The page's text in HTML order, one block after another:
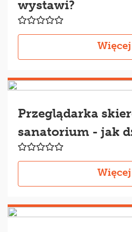
wystawi?
Więcej
Przeglądarka
sanatorium - jak
Więcej